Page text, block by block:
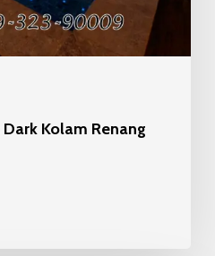
Kolam Renang